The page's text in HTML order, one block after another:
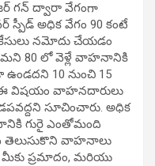
గన్ ద్వారా వేగంగా
స్పీడ్ అధిక వేగం 90 కంటే
నమోదు చేయడం
80 లో వెళ్లే వాహనానికి
10 నుంచి 15
విషయం వాహనదారులు
సూచించారు. అధిక
గురై ఎంతోమంది
తెలుసుకొని వాహనాలు
ప్రమాదం, మరియు